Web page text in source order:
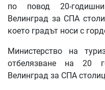
по повод 20-
Велинград за СПА
което градът носи с
Министерство на
отбелязване на 20
Велинград за СПА